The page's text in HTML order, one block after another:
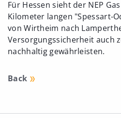
Für Hessen sieht der NEP
Kilometer langen "Spessart-
von Wirtheim nach
Versorgungssicherheit auch
nachhaltig gewährleisten.
Back